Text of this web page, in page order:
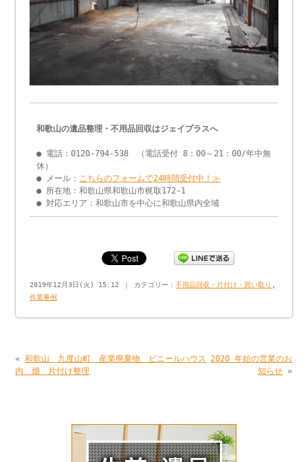
和歌山の遺品整理・不用品回収はジェイプラスへ
● 電話：0120-794-538 （電話受付 8：00～21：00/年中無
休）
● メール： こちらのフォームで24時間受付中！≫
● 所在地：和歌山県和歌山市梶取172-1
● 対応エリア：和歌山市を中心に和歌山県内全域
2019年12月3日(火) 15:12 ｜ カテゴリー：不用品回収・片付け・買い取り ,
作業事例
«和歌山 九度山町 産業廃棄物 ビニールハウス
内 畑 片付け整理
2020 年始の営業のお
知らせ »